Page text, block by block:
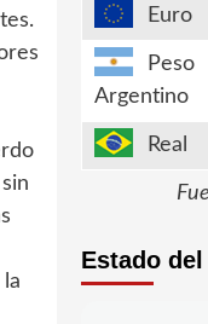
Euro
Peso
Argentino
Real
Estado